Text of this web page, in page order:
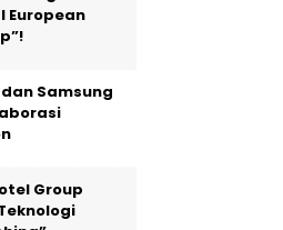
European
Samsung
Group